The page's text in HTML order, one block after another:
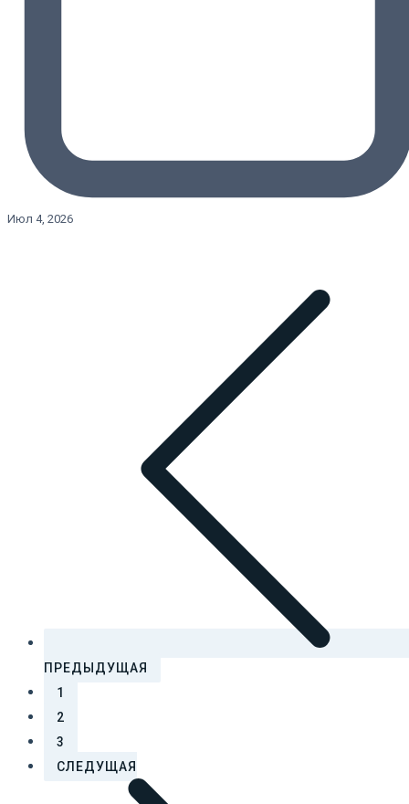
Июл 4, 2026
ПРЕДЫДУЩАЯ
1
2
3
СЛЕДУЩАЯ